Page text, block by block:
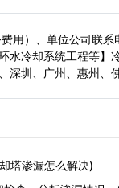
用）、单位公司联
水冷却系统工程等
圳、广州、惠州、
塔渗漏怎么解决)